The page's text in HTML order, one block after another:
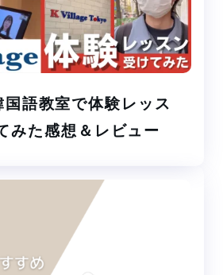
語教室で体験レッス
みた感想＆レビュー